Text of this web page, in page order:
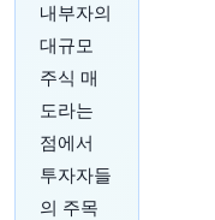
내부자의
대규모
주식 매
도라는
점에서
투자자들
의 주목